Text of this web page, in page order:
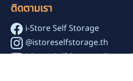
ติดตามเรา
i-Store Self Storage
@istoreselfstorage.th
i-Store Self Storage Channel